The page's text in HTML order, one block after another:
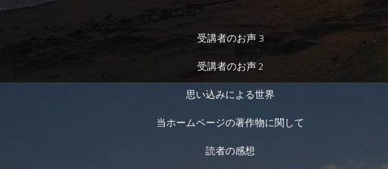
受講者のお声 3
受講者のお声 2
思い込みによる世界
当ホームページの著作物に関して
読者の感想